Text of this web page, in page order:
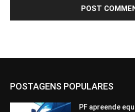
POSTAGENS POPULARES
PF apreende